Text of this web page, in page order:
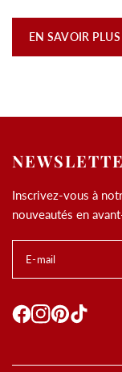
EN SAVOIR PLUS
Inscrivez-vous à
nouveautés en
E-mail
Utilisation